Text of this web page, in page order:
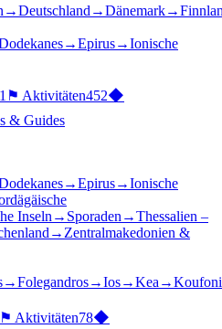
→Deutschland →Dänemark→
→Epirus→Ionische
⚑ Aktivitäten452◆
& Guides
→Epirus→Ionische
Inseln → Sporaden →Thessalien –
→ Zentralmakedonien &
→Folegandros→Ios→Kea →
⚑ Aktivitäten78◆